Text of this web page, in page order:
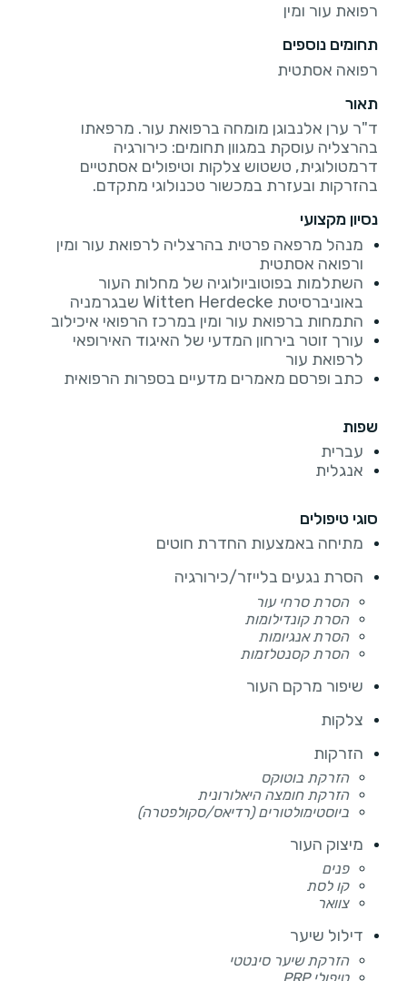
רפואת עור ומין
תחומים נוספים
רפואה אסתטית
תאור
ד"ר ערן אלנבוגן מומחה ברפואת עור. מרפאתו
בהרצליה עוסקת במגוון תחומים: כירורגיה
דרמטולוגית, טשטוש צלקות וטיפולים אסתטיים
בהזרקות ובעזרת במכשור טכנולוגי מתקדם.
נסיון מקצועי
מנהל מרפאה פרטית בהרצליה לרפואת עור ומין
ורפואה אסתטית
השתלמות בפוטוביולוגיה של מחלות העור
באוניברסיטת Witten Herdecke שבגרמניה
התמחות ברפואת עור ומין במרכז הרפואי איכילוב
עורך זוטר בירחון המדעי של האיגוד האירופאי
לרפואת עור
כתב ופרסם מאמרים מדעיים בספרות הרפואית
שפות
עברית
אנגלית
סוגי טיפולים
מתיחה באמצעות החדרת חוטים
הסרת נגעים בלייזר/כירורגיה
הסרת סרחי עור
הסרת קונדילומות
הסרת אנגיומות
הסרת קסנטלזמות
שיפור מרקם העור
צלקות
הזרקות
הזרקת בוטוקס
הזרקת חומצה היאלורונית
ביוסטימולטורים (רדיאס/סקולפטרה)
מיצוק העור
פנים
קו לסת
צוואר
דילול שיער
הזרקת שיער סינטטי